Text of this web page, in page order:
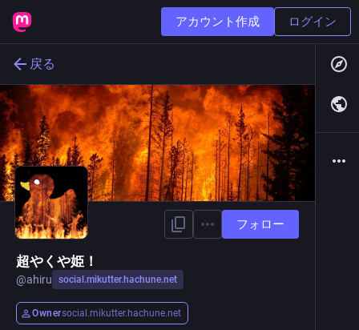
アカウント作成 ログイン
戻る
フォロー
超やくや姫！
@ahiru social.mikutter.hachune.net
Ownersocial.mikutter.hachune.net